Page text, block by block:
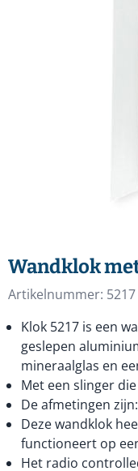
Wandklok
Artikelnummer: 5217
Klok 5217 is een
geslepen
mineraalglas en
Met een slinger
De afmetingen
Deze wandklok
functioneert op
Het radio